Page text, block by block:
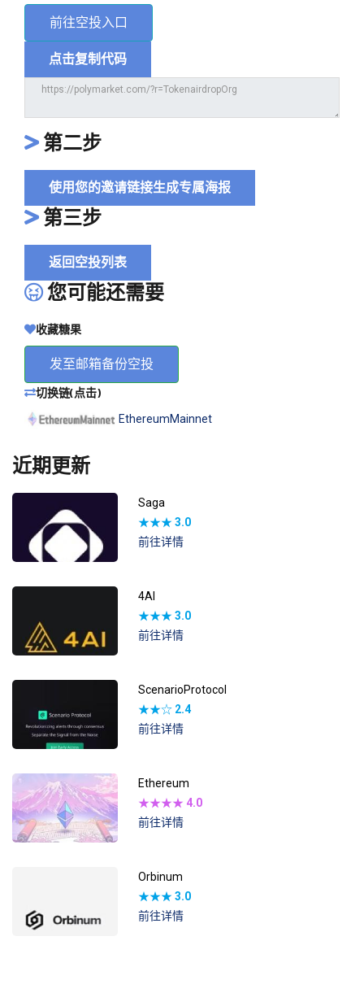
前往空投入口
点击复制代码
第二步
使用您的邀请链接生成专属海报
第三步
返回空投列表
您可能还需要
收藏糖果
发至邮箱备份空投
切换链(点击)
EthereumMainnet
近期更新
Saga
★★★3.0
前往详情
4AI
★★★3.0
前往详情
ScenarioProtocol
★★☆ 2.4
前往详情
Ethereum
★★★★ 4.0
前往详情
Orbinum
★★★3.0
前往详情